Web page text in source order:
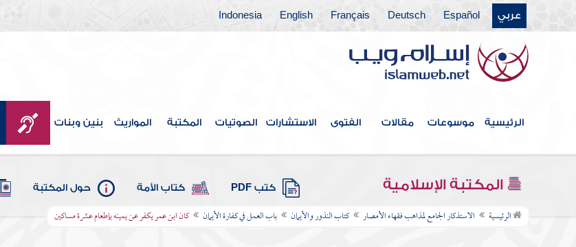
عربي Español
Deutsch
Français
English
Indonesia
الرئيسية موسوعات مقالات الفتوى الاستشارات الصوتيات المكتبة المواريث بنين وبنات
المكتبة الإسلامية كتب PDF كتاب الأمة حول المكتبة
الرئيسية الاستذكار الجامع لمذاهب فقهاء الأمصار كتاب النذور والأيمان باب العمل في كفارة الأيمان كان ابن عمر يكفر عن يمينه بإطعام عشرة مساكين
كتاب القراض
كتاب المساقاة
كتاب كراء الأرض
كتاب الوصية